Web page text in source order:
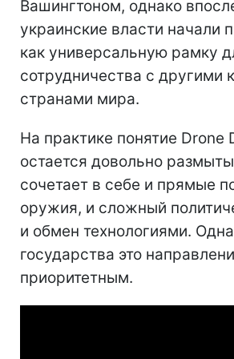
Вашингтоном, однако
украинские власти начали
как универсальную рамку
сотрудничества с другими
странами мира.
На практике понятие Drone
остается довольно
сочетает в себе и прямые
оружия, и сложный
и обмен технологиями.
государства это
приоритетным.